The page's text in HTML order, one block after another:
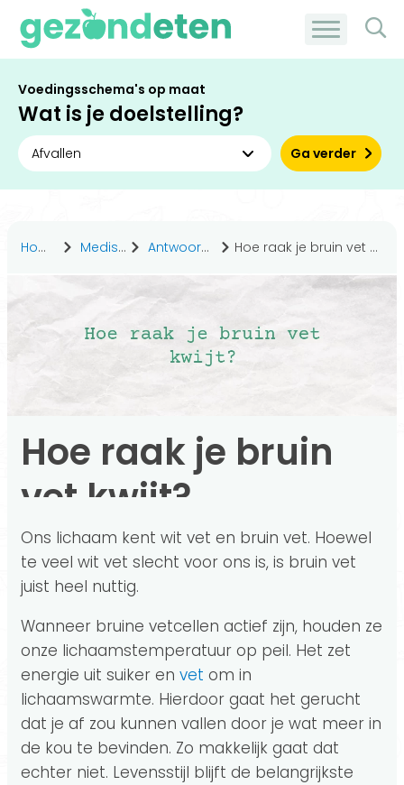
Voedingsschema's op maat
Wat is je doelstelling?
Ga verder
Home Medisch Antwoorden Hoe raak je bruin vet kwijt?
Hoe raak je bruin
vet kwijt?
Ons lichaam kent wit vet en bruin vet. Hoewel
te veel wit vet slecht voor ons is, is bruin vet
juist heel nuttig.
Wanneer bruine vetcellen actief zijn, houden ze
onze lichaamstemperatuur op peil. Het zet
energie uit suiker en vet om in
lichaamswarmte. Hierdoor gaat het gerucht
dat je af zou kunnen vallen door je wat meer in
de kou te bevinden. Zo makkelijk gaat dat
echter niet. Levensstijl blijft de belangrijkste